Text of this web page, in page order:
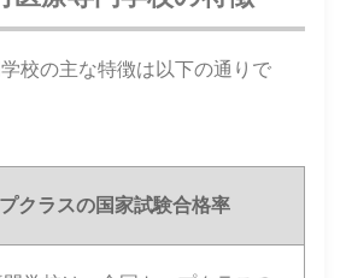
校の主な特徴は以下の通りで
クラスの国家試験合格率